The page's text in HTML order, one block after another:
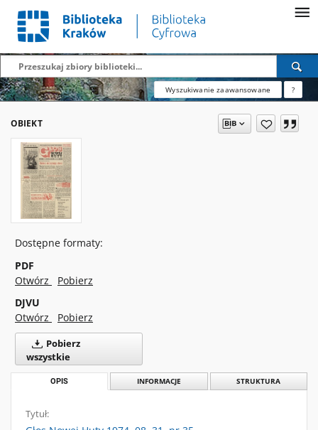
Wyszukiwanie zaawansowane ?
OBIEKT
Dostępne formaty:
PDF
Otwórz
Pobierz
DJVU
Otwórz
Pobierz
Pobierz
wszystkie
OPIS INFORMACJE STRUKTURA
Tytuł: